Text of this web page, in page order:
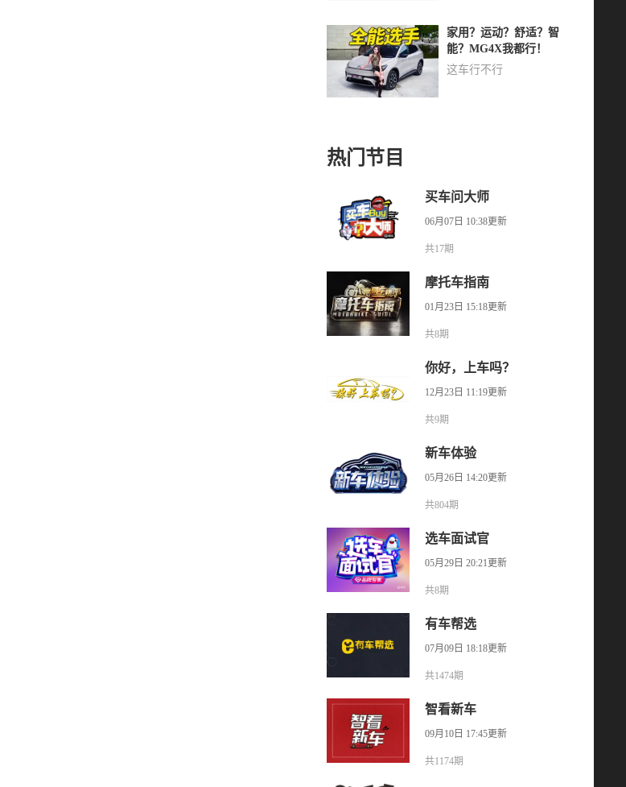
家用？运动？舒适？智
能？MG4X我都行！
这车行不行
热门节目
买车问大师
06月07日 10:38更新
共17期
摩托车指南
01月23日 15:18更新
共8期
你好，上车吗？
12月23日 11:19更新
共9期
新车体验
05月26日 14:20更新
共804期
选车面试官
05月29日 20:21更新
共8期
有车帮选
07月09日 18:18更新
共1474期
智看新车
09月10日 17:45更新
共1174期